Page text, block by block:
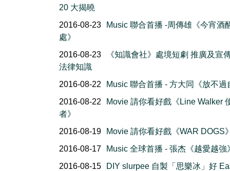
20 大揭曉
2016-08-23
Music 聯合首播 -周傳雄《今宵酒
處》
2016-08-23
《知識會社》處境短劇 推廣及宣
法律知識
2016-08-22
Music 聯合首播 - 方大同《放不過
2016-08-22
Movie 請你看好戲《Line Walker
者》
2016-08-19
Movie 請你看好戲《WAR DOGS
2016-08-17
Music 全球首播 - 張杰《越愛越強
2016-08-15
DIY slurpee 自製「思樂冰」好